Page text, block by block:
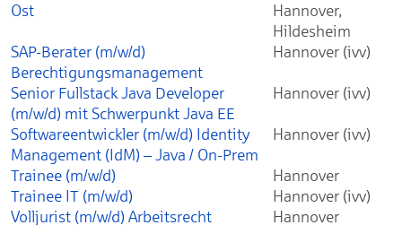
Ost
Hannover,
Hildesheim
SAP-Berater (m/w/d)
Berechtigungsmanagement
Hannover (ivv)
Senior Fullstack Java Developer
(m/w/d) mit Schwerpunkt Java EE
Hannover (ivv)
Softwareentwickler (m/w/d) Identity
Management (IdM) – Java / On-Prem
Hannover (ivv)
Trainee (m/w/d)
Hannover
Trainee IT (m/w/d)
Hannover (ivv)
Volljurist (m/w/d) Arbeitsrecht
Hannover